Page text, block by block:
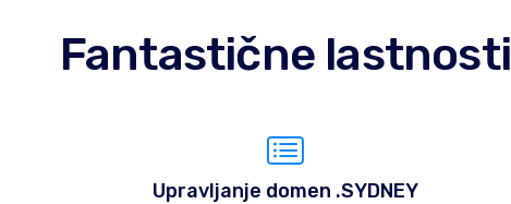
Fantastične lastnosti
Upravljanje domen .SYDNEY